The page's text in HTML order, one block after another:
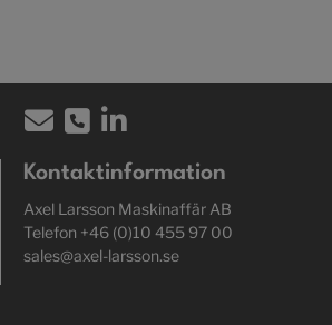
Kontaktinformation
Axel Larsson Maskinaffär AB
Telefon +46 (0)10 455 97 00
sales@axel-larsson.se